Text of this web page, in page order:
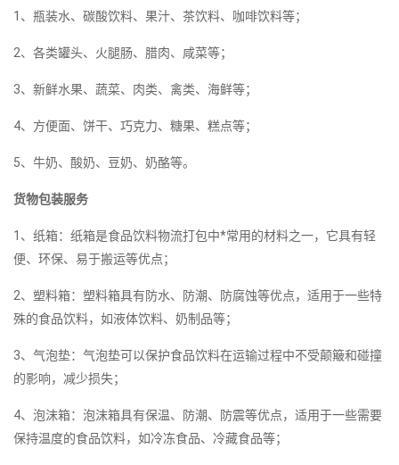
1、瓶装水、碳酸饮料、果汁、茶饮料、咖啡饮料等；
2、各类罐头、火腿肠、腊肉、咸菜等；
3、新鲜水果、蔬菜、肉类、禽类、海鲜等；
4、方便面、饼干、巧克力、糖果、糕点等；
5、牛奶、酸奶、豆奶、奶酪等。
货物包装服务
1、纸箱：纸箱是食品饮料物流打包中*常用的材料之一，它具有轻
便、环保、易于搬运等优点；
2、塑料箱：塑料箱具有防水、防潮、防腐蚀等优点，适用于一些特
殊的食品饮料，如液体饮料、奶制品等；
3、气泡垫：气泡垫可以保护食品饮料在运输过程中不受颠簸和碰撞
的影响，减少损失；
4、泡沫箱：泡沫箱具有保温、防潮、防震等优点，适用于一些需要
保持温度的食品饮料，如冷冻食品、冷藏食品等；